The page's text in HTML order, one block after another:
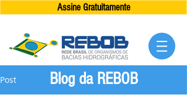
Assine Gratuitamente
Post Blog da REBOB